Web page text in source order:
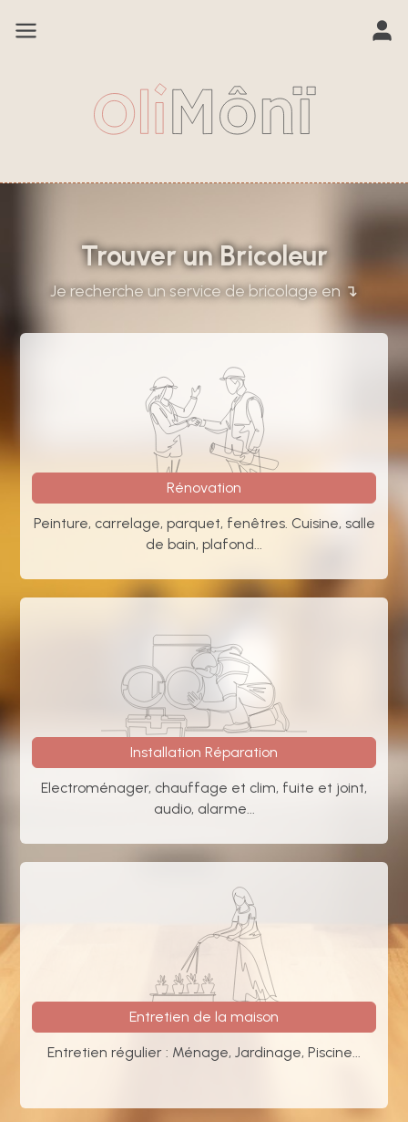
Trouver un Bricoleur
Je recherche un service de bricolage en ↴
Rénovation
Peinture, carrelage, parquet, fenêtres. Cuisine, salle
de bain, plafond...
Installation Réparation
Electroménager, chauffage et clim, fuite et joint,
audio, alarme...
Entretien de la maison
Entretien régulier : Ménage, Jardinage, Piscine...